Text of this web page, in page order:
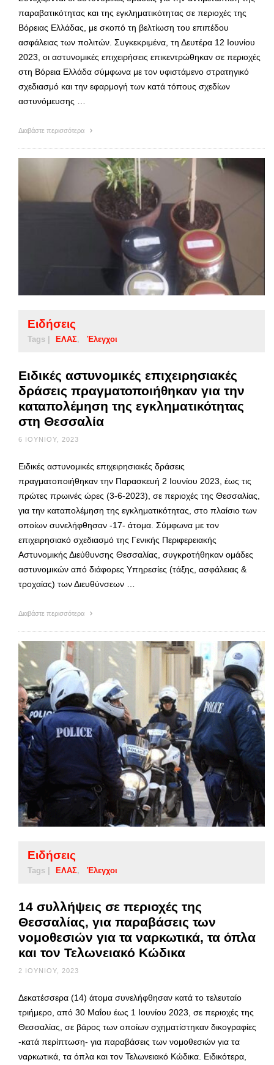
παραβατικότητας και της εγκληματικότητας σε περιοχές της
Βόρειας Ελλάδας, με σκοπό τη βελτίωση του επιπέδου
ασφάλειας των πολιτών. Συγκεκριμένα, τη Δευτέρα 12 Ιουνίου
2023, οι αστυνομικές επιχειρήσεις επικεντρώθηκαν σε περιοχές
στη Βόρεια Ελλάδα σύμφωνα με τον υφιστάμενο στρατηγικό
σχεδιασμό και την εφαρμογή των κατά τόπους σχεδίων
αστυνόμευσης …
Διαβάστε περισσότερα
Ειδήσεις
Tags | ΕΛΑΣ Έλεγχοι
Ειδικές αστυνομικές επιχειρησιακές
δράσεις πραγματοποιήθηκαν για την
καταπολέμηση της εγκληματικότητας
στη Θεσσαλία
6 ΙΟΥΝΊΟΥ, 2023
Ειδικές αστυνομικές επιχειρησιακές δράσεις
πραγματοποιήθηκαν την Παρασκευή 2 Ιουνίου 2023, έως τις
πρώτες πρωινές ώρες (3-6-2023), σε περιοχές της Θεσσαλίας,
για την καταπολέμηση της εγκληματικότητας, στο πλαίσιο των
οποίων συνελήφθησαν -17- άτομα. Σύμφωνα με τον
επιχειρησιακό σχεδιασμό της Γενικής Περιφερειακής
Αστυνομικής Διεύθυνσης Θεσσαλίας, συγκροτήθηκαν ομάδες
αστυνομικών από διάφορες Υπηρεσίες (τάξης, ασφάλειας &
τροχαίας) των Διευθύνσεων …
Διαβάστε περισσότερα
Ειδήσεις
Tags | ΕΛΑΣ Έλεγχοι
14 συλλήψεις σε περιοχές της
Θεσσαλίας, για παραβάσεις των
νομοθεσιών για τα ναρκωτικά, τα όπλα
και τον Τελωνειακό Κώδικα
2 ΙΟΥΝΊΟΥ, 2023
Δεκατέσσερα (14) άτομα συνελήφθησαν κατά τo τελευταίο
τριήμερο, από 30 Μαΐου έως 1 Ιουνίου 2023, σε περιοχές της
Θεσσαλίας, σε βάρος των οποίων σχηματίστηκαν δικογραφίες
-κατά περίπτωση- για παραβάσεις των νομοθεσιών για τα
ναρκωτικά, τα όπλα και τον Τελωνειακό Κώδικα. Ειδικότερα,